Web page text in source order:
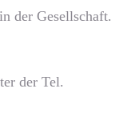
der Gesellschaft.
der Tel.